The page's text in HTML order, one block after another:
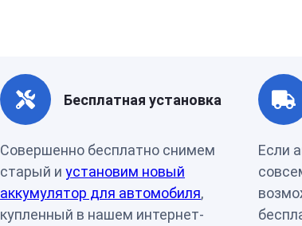
Бесплатная установка
Совершенно бесплатно снимем
старый и установим новый
аккумулятор для автомобиля,
купленный в нашем интернет-
Если